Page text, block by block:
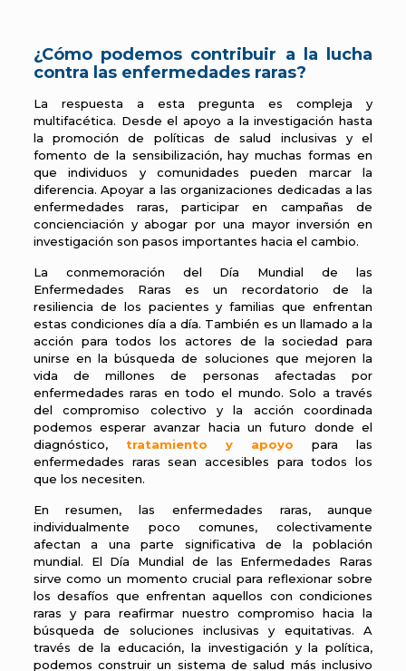
¿Cómo podemos contribuir a la lucha
contra las enfermedades raras?
La respuesta a esta pregunta es compleja y
multifacética. Desde el apoyo a la investigación hasta
la promoción de políticas de salud inclusivas y el
fomento de la sensibilización, hay muchas formas en
que individuos y comunidades pueden marcar la
diferencia. Apoyar a las organizaciones dedicadas a las
enfermedades raras, participar en campañas de
concienciación y abogar por una mayor inversión en
investigación son pasos importantes hacia el cambio.
La conmemoración del Día Mundial de las
Enfermedades Raras es un recordatorio de la
resiliencia de los pacientes y familias que enfrentan
estas condiciones día a día. También es un llamado a la
acción para todos los actores de la sociedad para
unirse en la búsqueda de soluciones que mejoren la
vida de millones de personas afectadas por
enfermedades raras en todo el mundo. Solo a través
del compromiso colectivo y la acción coordinada
podemos esperar avanzar hacia un futuro donde el
diagnóstico, tratamiento y apoyo para las
enfermedades raras sean accesibles para todos los
que los necesiten.
En resumen, las enfermedades raras, aunque
individualmente poco comunes, colectivamente
afectan a una parte significativa de la población
mundial. El Día Mundial de las Enfermedades Raras
sirve como un momento crucial para reflexionar sobre
los desafíos que enfrentan aquellos con condiciones
raras y para reafirmar nuestro compromiso hacia la
búsqueda de soluciones inclusivas y equitativas. A
través de la educación, la investigación y la política,
podemos construir un sistema de salud más inclusivo